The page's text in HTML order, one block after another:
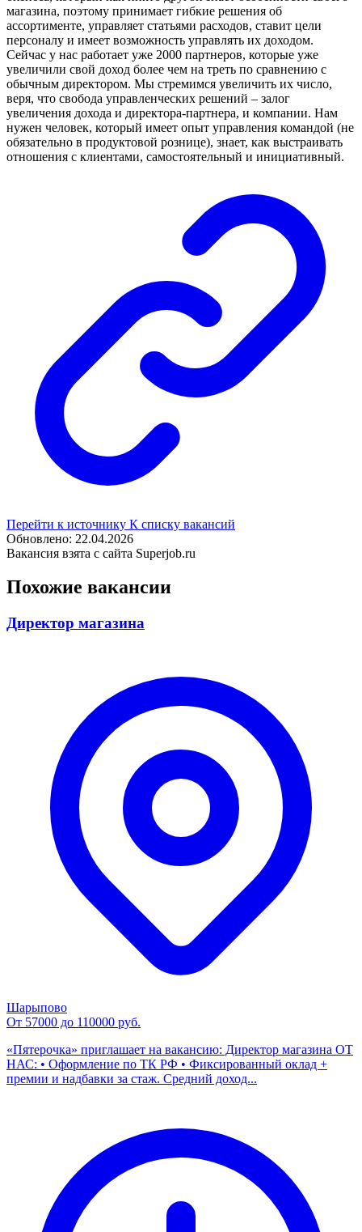
магазина, поэтому принимает гибкие решения об
ассортименте, управляет статьями расходов, ставит цели
персоналу и имеет возможность управлять их доходом.
Сейчас у нас работает уже 2000 партнеров, которые уже
увеличили свой доход более чем на треть по сравнению с
обычным директором. Мы стремимся увеличить их число,
веря, что свобода управленческих решений – залог
увеличения дохода и директора-партнера, и компании. Нам
нужен человек, который имеет опыт управления командой (не
обязательно в продуктовой рознице), знает, как выстраивать
отношения с клиентами, самостоятельный и инициативный.
Перейти к источнику К списку вакансий
Обновлено: 22.04.2026
Вакансия взята с сайта Superjob.ru
Похожие вакансии
Директор магазина
Шарыпово
От 57000 до 110000 руб.
«Пятерочка» приглашает на вакансию: Директор магазина ОТ
НАС: • Оформление по ТК РФ • Фиксированный оклад +
премии и надбавки за стаж. Средний доход...